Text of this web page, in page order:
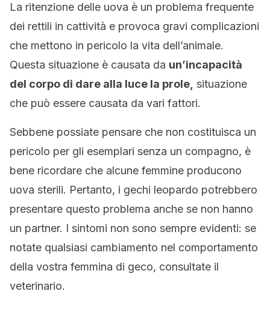
La ritenzione delle uova è un problema frequente
dei rettili in cattività e provoca gravi complicazioni
che mettono in pericolo la vita dell’animale.
Questa situazione è causata da un’incapacità
del corpo di dare alla luce la prole, situazione
che può essere causata da vari fattori.
Sebbene possiate pensare che non costituisca un
pericolo per gli esemplari senza un compagno, è
bene ricordare che alcune femmine producono
uova sterili. Pertanto, i gechi leopardo potrebbero
presentare questo problema anche se non hanno
un partner. I sintomi non sono sempre evidenti: se
notate qualsiasi cambiamento nel comportamento
della vostra femmina di geco, consultate il
veterinario.